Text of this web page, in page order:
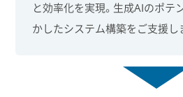
と効率化を実現。生成AIのポテ
かしたシステム構築をご支援し